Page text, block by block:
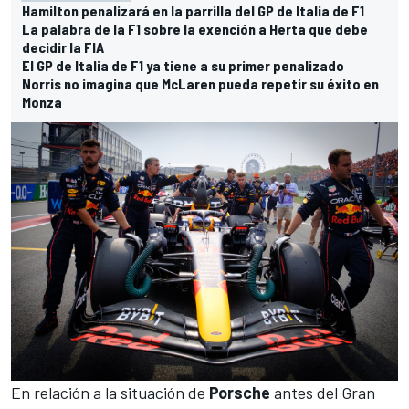
Hamilton penalizará en la parrilla del GP de Italia de F1
La palabra de la F1 sobre la exención a Herta que debe
decidir la FIA
El GP de Italia de F1 ya tiene a su primer penalizado
Norris no imagina que McLaren pueda repetir su éxito en
Monza
En relación a la situación de Porsche antes del Gran